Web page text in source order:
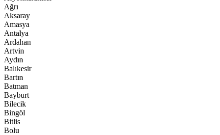
Ağrı
Aksaray
Amasya
Antalya
Ardahan
Artvin
Aydın
Balıkesir
Bartın
Batman
Bayburt
Bilecik
Bingöl
Bitlis
Bolu